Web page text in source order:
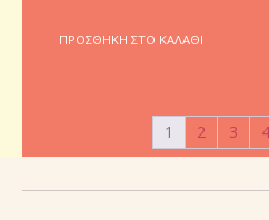
ΠΡΟΣΘΉΚΗ ΣΤΟ ΚΑΛΆΘΙ
1 2 3 4